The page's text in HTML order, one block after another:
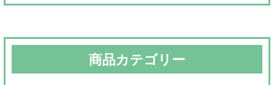
商品カテゴリー